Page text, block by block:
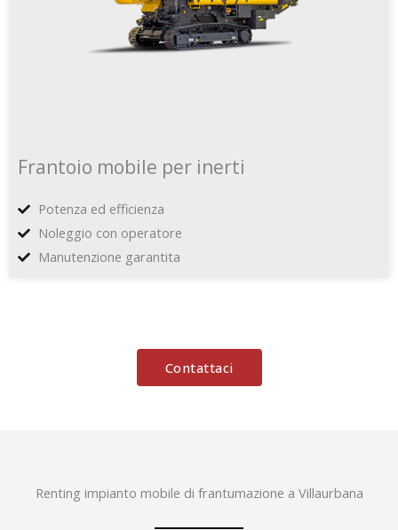
Frantoio mobile per inerti
Potenza ed efficienza
Noleggio con operatore
Manutenzione garantita
Contattaci
Renting impianto mobile di frantumazione a Villaurbana